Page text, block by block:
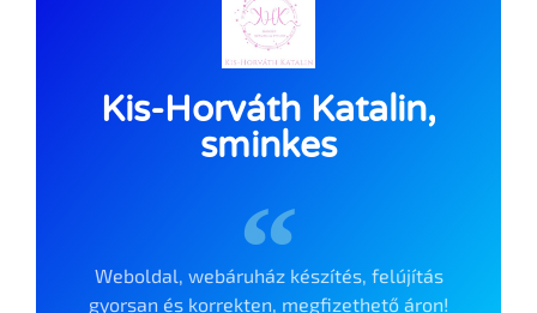
Kis-Horváth Katalin,
sminkes
Weboldal, webáruház készítés, felújítás
gyorsan és korrekten, megfizethető áron!